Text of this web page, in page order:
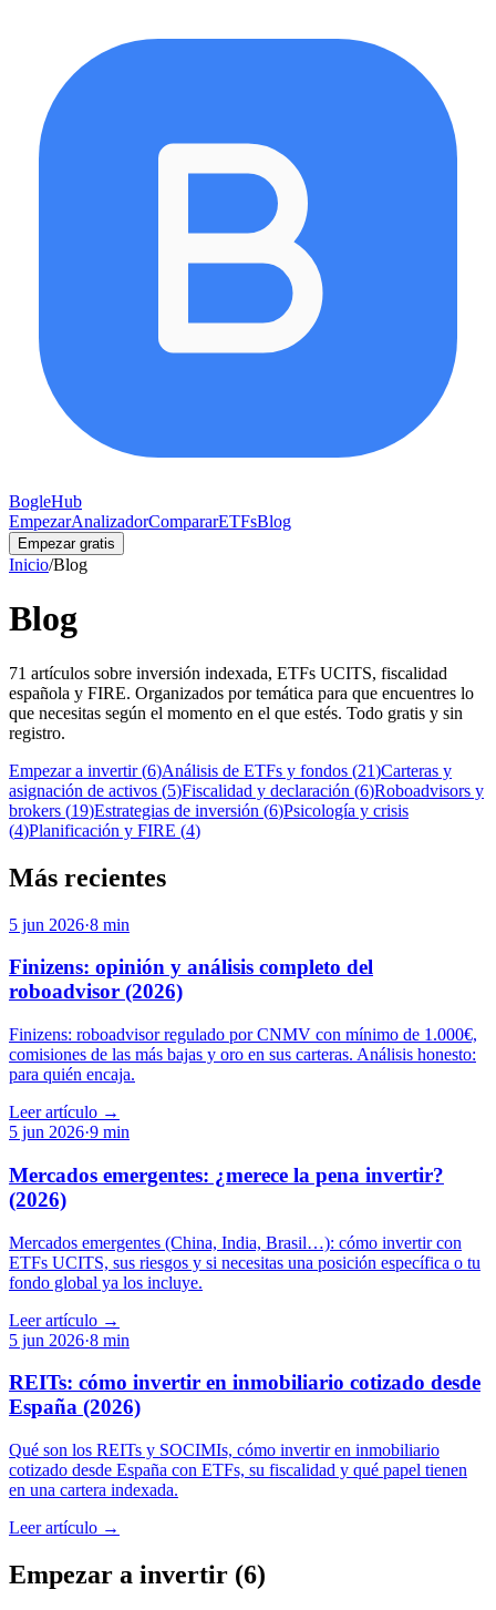
BogleHub
EmpezarAnalizadorCompararETFsBlog
Empezar gratis
Inicio/Blog
Blog
71 artículos sobre inversión indexada, ETFs UCITS, fiscalidad
española y FIRE. Organizados por temática para que encuentres lo
que necesitas según el momento en el que estés. Todo gratis y sin
registro.
Empezar a invertir(6)Análisis de ETFs y fondos (21)Carteras y
asignación de activos (5)Fiscalidad y declaración (6)Roboadvisors y
brokers (19)Estrategias de inversión (6)Psicología y crisis
(4)Planificación y FIRE (4)
Más recientes
5 jun 2026·8 min
Finizens: opinión y análisis completo del
roboadvisor (2026)
Finizens: roboadvisor regulado por CNMV con mínimo de 1.000€,
comisiones de las más bajas y oro en sus carteras. Análisis honesto:
para quién encaja.
Leer artículo →
5 jun 2026·9 min
Mercados emergentes: ¿merece la pena invertir?
(2026)
Mercados emergentes (China, India, Brasil…): cómo invertir con
ETFs UCITS, sus riesgos y si necesitas una posición específica o tu
fondo global ya los incluye.
Leer artículo →
5 jun 2026·8 min
REITs: cómo invertir en inmobiliario cotizado desde
España (2026)
Qué son los REITs y SOCIMIs, cómo invertir en inmobiliario
cotizado desde España con ETFs, su fiscalidad y qué papel tienen
en una cartera indexada.
Leer artículo →
Empezar a invertir (6)